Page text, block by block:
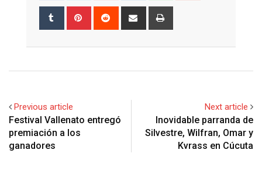
Tumblr Pinterest Reddit
Share
Previous article
Festival Vallenato entregó
premiación a los
ganadores
Next article
Inovidable parranda de
Silvestre, Wilfran, Omar y
Kvrass en Cúcuta